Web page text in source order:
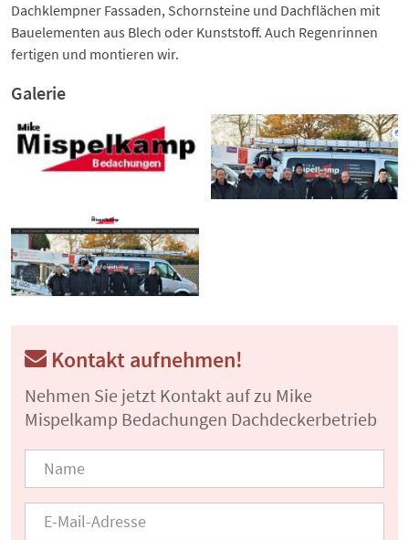
Dachklempner Fassaden, Schornsteine und Dachflächen mit
Bauelementen aus Blech oder Kunststoff. Auch Regenrinnen
fertigen und montieren wir.
Galerie
Kontakt aufnehmen!
Nehmen Sie jetzt Kontakt auf zu Mike
Mispelkamp Bedachungen Dachdeckerbetrieb